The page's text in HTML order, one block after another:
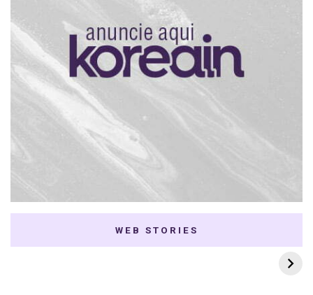
WEB STORIES
7 K-dramas Enemies
to Lovers
Thai Dramas com
First e Khaotung